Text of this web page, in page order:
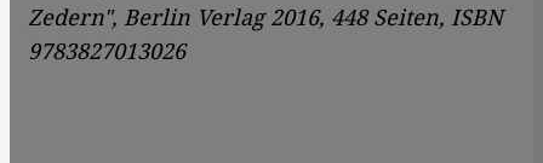
Zedern", Berlin Verlag 2016, 448 Seiten, ISBN
9783827013026